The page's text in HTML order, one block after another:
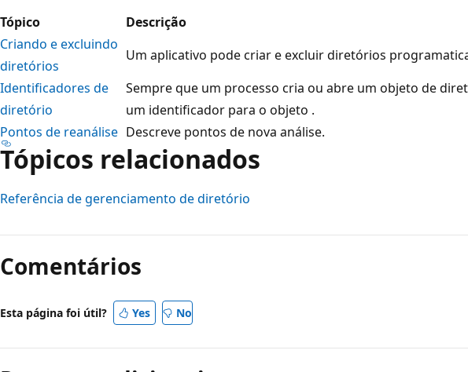
Tópico
Descrição
Criando e excluindo
diretórios
Um aplicativo pode criar e excluir diretórios
Identificadores de
diretório
Sempre que um processo cria ou abre um objeto de
um identificador para o objeto .
Pontos de reanálise Descreve pontos de nova análise.
Tópicos relacionados
Referência de gerenciamento de diretório
Comentários
Esta página foi útil? Yes No